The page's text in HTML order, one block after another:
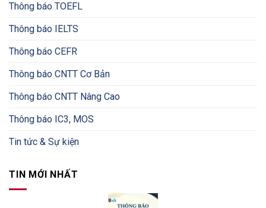
Thông báo TOEFL
Thông báo IELTS
Thông báo CEFR
Thông báo CNTT Cơ Bản
Thông báo CNTT Nâng Cao
Thông báo IC3, MOS
Tin tức & Sự kiện
TIN MỚI NHẤT